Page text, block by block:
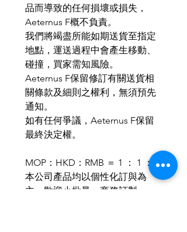
品而導致的任何損壞或損失，
Aeternus F概不負責。
我們將竭盡所能如期送貨至指定
地點，運送過程中會產生移動、
碰撞，買家需知風險。
Aeternus F保留修訂有關送貨相
關條款及細則之權利，無須預先
通知。
如有任何爭議，Aeternus F保留
最終決定權。
MOP：HKD：RMB ＝ 1 ： 1 ： 1
本公司產品均以個性化訂與為
主，歡迎小批量、商務訂製。